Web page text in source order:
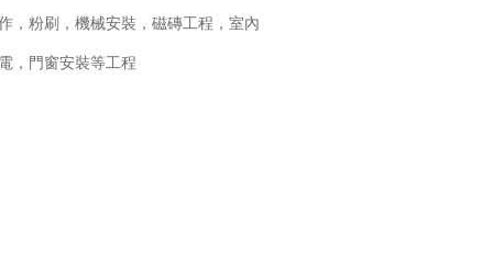
，粉刷，機械安裝，磁磚工程，室內
，門窗安裝等工程